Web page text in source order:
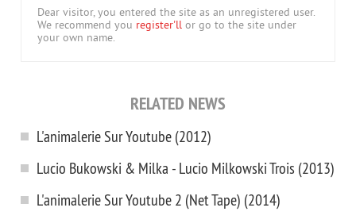
Dear visitor, you entered the site as an unregistered user.
We recommend you register'll or go to the site under
your own name.
RELATED NEWS
L'animalerie Sur Youtube (2012)
Lucio Bukowski & Milka - Lucio Milkowski Trois (2013)
L'animalerie Sur Youtube 2 (Net Tape) (2014)